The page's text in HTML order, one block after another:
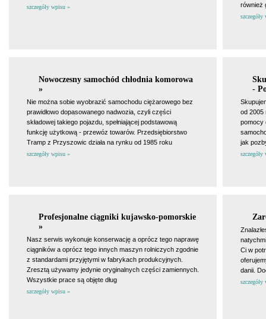
szczegóły wpisu »
również
Nowoczesny samochód chłodnia komorowa
»
Nie można sobie wyobrazić samochodu ciężarowego bez
prawidłowo dopasowanego nadwozia, czyli części
składowej takiego pojazdu, spełniającej podstawową
funkcję użytkową - przewóz towarów. Przedsiębiorstwo
Tramp z Przyszowic działa na rynku od 1985 roku
szczegóły wpisu »
-
od 2005
pomocy
jak
Profesjonalne ciągniki kujawsko-pomorskie
»
Nasz serwis wykonuje konserwację a oprócz tego naprawę
ciągników a oprócz tego innych maszyn rolniczych zgodnie
z standardami przyjętymi w fabrykach produkcyjnych.
Zresztą używamy jedynie oryginalnych części zamiennych.
Wszystkie prace są objęte dług
szczegóły wpisu »
Ci w
danii.